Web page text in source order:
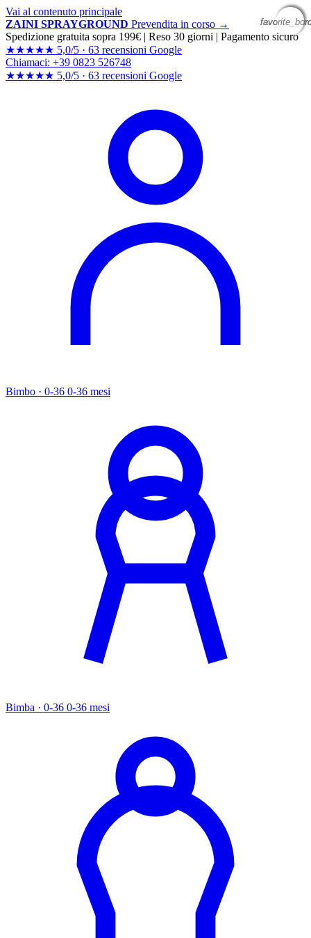
Vai al contenuto principale
ZAINI SPRAYGROUND Prevendita in corso →
Spedizione gratuita sopra 199€ | Reso 30 giorni | Pagamento sicuro
★★★★★ 5,0/5 · 63 recensioni Google
Chiamaci: +39 0823 526748
★★★★★ 5,0/5 · 63 recensioni Google
Bimbo · 0-36 0-36 mesi
Bimba · 0-36 0-36 mesi